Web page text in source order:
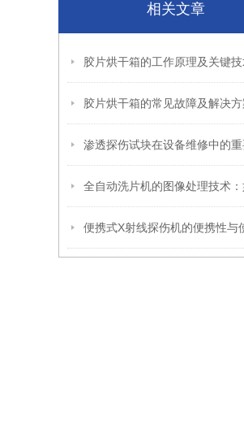
相关文章
胶片烘干箱的工作原理及关键
胶片烘干箱的常见故障及解决方
渗透探伤试块在设备维修中的